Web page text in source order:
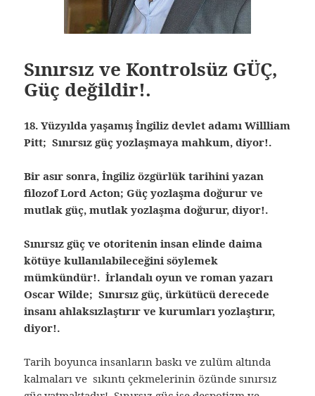
Sınırsız ve Kontrolsüz GÜÇ,
Güç değildir!.
18. Yüzyılda yaşamış İngiliz devlet adamı Willliam
Pitt; Sınırsız güç yozlaşmaya mahkum, diyor!.
Bir asır sonra, İngiliz özgürlük tarihini yazan
filozof Lord Acton; Güç yozlaşma doğurur ve
mutlak güç, mutlak yozlaşma doğurur, diyor!.
Sınırsız güç ve otoritenin insan elinde daima
kötüye kullanılabileceğini söylemek
mümkündür!. İrlandalı oyun ve roman yazarı
Oscar Wilde; Sınırsız güç, ürkütücü derecede
insanı ahlaksızlaştırır ve kurumları yozlaştırır,
diyor!.
Tarih boyunca insanların baskı ve zulüm altında
kalmaları ve sıkıntı çekmelerinin özünde sınırsız